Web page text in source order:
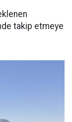
takip etmeye